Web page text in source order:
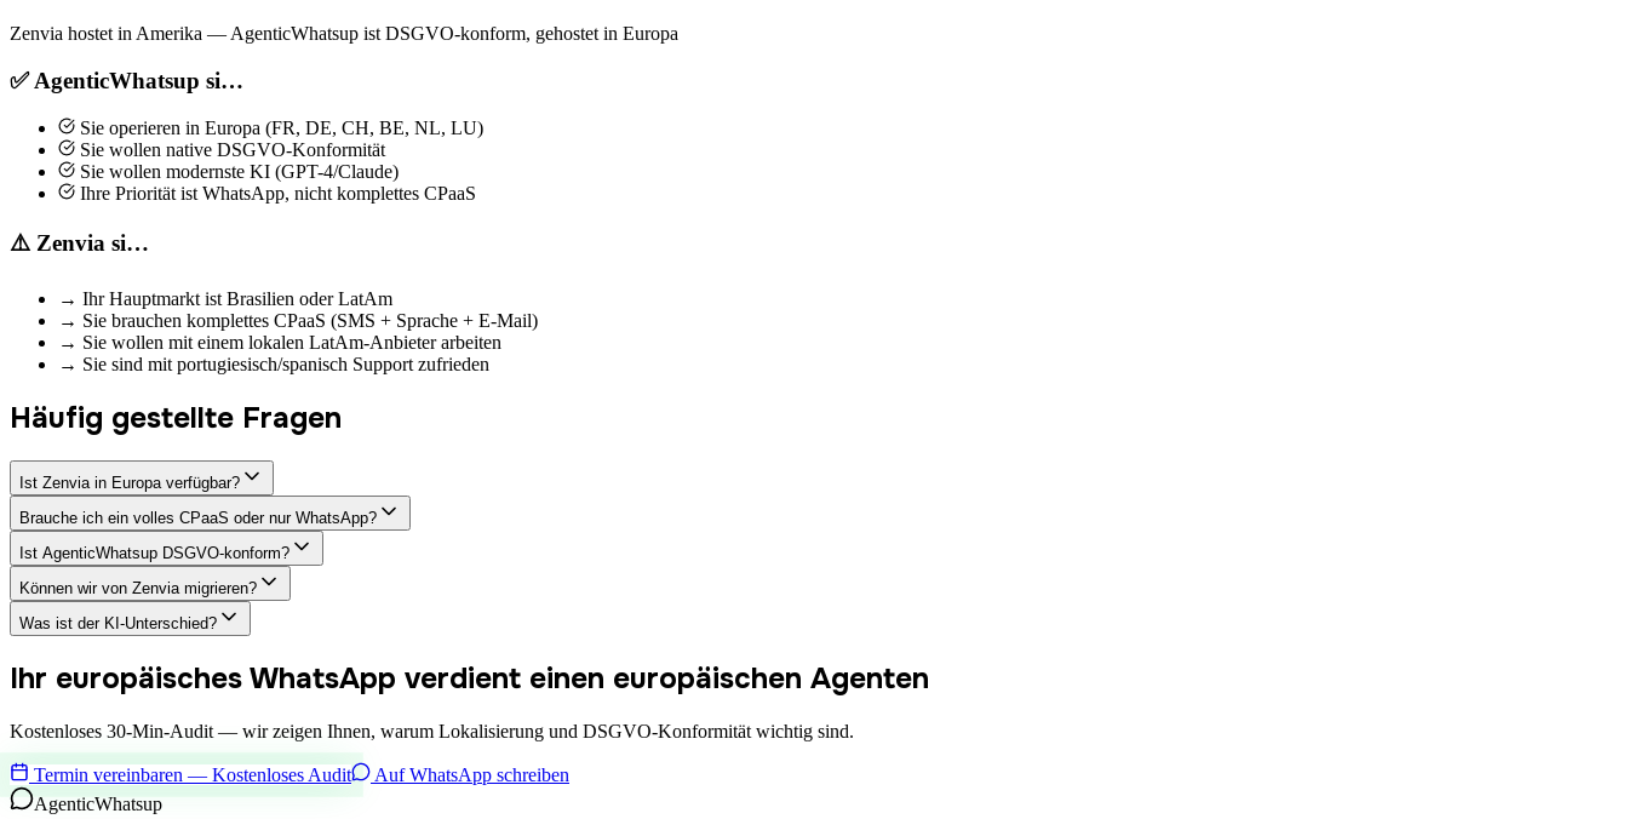
Zenvia hostet in Amerika — AgenticWhatsup ist DSGVO-konform, gehostet in Europa
✅ AgenticWhatsup si…
Sie operieren in Europa (FR, DE, CH, BE, NL, LU)
Sie wollen native DSGVO-Konformität
Sie wollen modernste KI (GPT-4/Claude)
Ihre Priorität ist WhatsApp, nicht komplettes CPaaS
⚠️ Zenvia si…
→ Ihr Hauptmarkt ist Brasilien oder LatAm
→ Sie brauchen komplettes CPaaS (SMS + Sprache + E-Mail)
→ Sie wollen mit einem lokalen LatAm-Anbieter arbeiten
→ Sie sind mit portugiesisch/spanisch Support zufrieden
Häufig gestellte Fragen
Ist Zenvia in Europa verfügbar?
Brauche ich ein volles CPaaS oder nur WhatsApp?
Ist AgenticWhatsup DSGVO-konform?
Können wir von Zenvia migrieren?
Was ist der KI-Unterschied?
Ihr europäisches WhatsApp verdient einen europäischen Agenten
Kostenloses 30-Min-Audit — wir zeigen Ihnen, warum Lokalisierung und DSGVO-Konformität wichtig sind.
Termin vereinbaren — Kostenloses Audit
Auf WhatsApp schreiben
AgenticWhatsup